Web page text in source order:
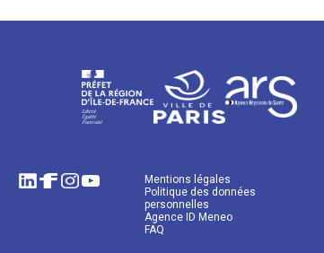
Mentions légales
Politique des données
personnelles
Agence ID Meneo
FAQ